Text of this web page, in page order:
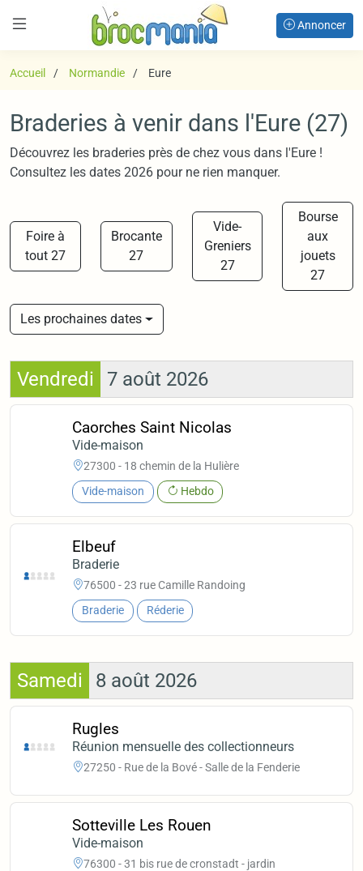
Annoncer
Accueil Normandie Eure
Braderies à venir dans l'Eure (27)
Découvrez les braderies près de chez vous dans l'Eure !
Consultez les dates 2026 pour ne rien manquer.
Foire à
tout 27
Brocante
27
Vide-
Greniers
27
Bourse
aux
jouets
27
Les prochaines dates
Vendredi 7 août 2026
Caorches Saint Nicolas
Vide-maison
27300 - 18 chemin de la Hulière
Vide-maison Hebdo
Elbeuf
Braderie
76500 - 23 rue Camille Randoing
Braderie Réderie
Samedi 8 août 2026
Rugles
Réunion mensuelle des collectionneurs
27250 - Rue de la Bové - Salle de la Fenderie
Sotteville Les Rouen
Vide-maison
76300 - 31 bis rue de cronstadt - jardin